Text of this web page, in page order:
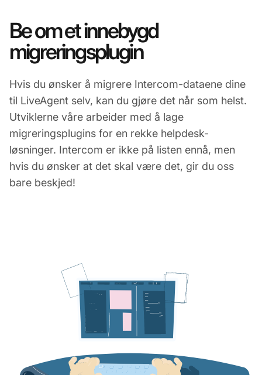
Be om et innebygd
migreringsplugin
Hvis du ønsker å migrere Intercom-dataene dine
til LiveAgent selv, kan du gjøre det når som helst.
Utviklerne våre arbeider med å lage
migreringsplugins for en rekke helpdesk-
løsninger. Intercom er ikke på listen ennå, men
hvis du ønsker at det skal være det, gir du oss
bare beskjed!